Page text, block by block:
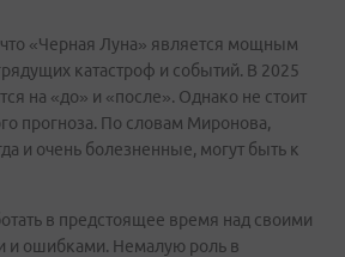
что «Черная Луна» является мощным
катастроф и событий. В 2025
на «до» и «после». Однако не стоит
прогноза. По словам Миронова,
и очень болезненные, могут быть к
в предстоящее время над своими
и ошибками. Немалую роль в